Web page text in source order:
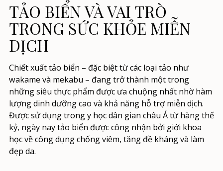
TẢO BIỂN VÀ VAI TRÒ
TRONG SỨC KHỎE MIỄN
DỊCH
Chiết xuất tảo biển – đặc biệt từ các loại tảo như
wakame và mekabu – đang trở thành một trong
những siêu thực phẩm được ưa chuộng nhất nhờ hàm
lượng dinh dưỡng cao và khả năng hỗ trợ miễn dịch.
Được sử dụng trong y học dân gian châu Á từ hàng thế
kỷ, ngày nay tảo biển được công nhận bởi giới khoa
học về công dụng chống viêm, tăng đề kháng và làm
đẹp da.